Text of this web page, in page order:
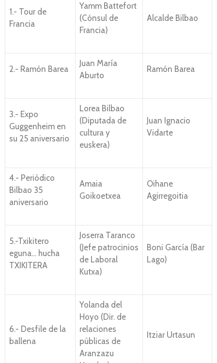
1.- Tour de
Francia
Yamm Battefort
(Cónsul de
Francia)
Alcalde Bilbao
2.- Ramón Barea
Juan María
Aburto
Ramón Barea
3.- Expo
Guggenheim en
su 25 aniversario
Lorea Bilbao
(Diputada de
cultura y
euskera)
Juan Ignacio
Vidarte
4.- Periódico
Bilbao 35
aniversario
Amaia
Goikoetxea
Oihane
Agirregoitia
5.-Txikitero
eguna… hucha
TXIKITERA
Joserra Taranco
(Jefe patrocinios
de Laboral
Kutxa)
Boni García (Bar
Lago)
6.- Desfile de la
ballena
Yolanda del
Hoyo (Dir. de
relaciones
públicas de
Aranzazu
Itziar Urtasun